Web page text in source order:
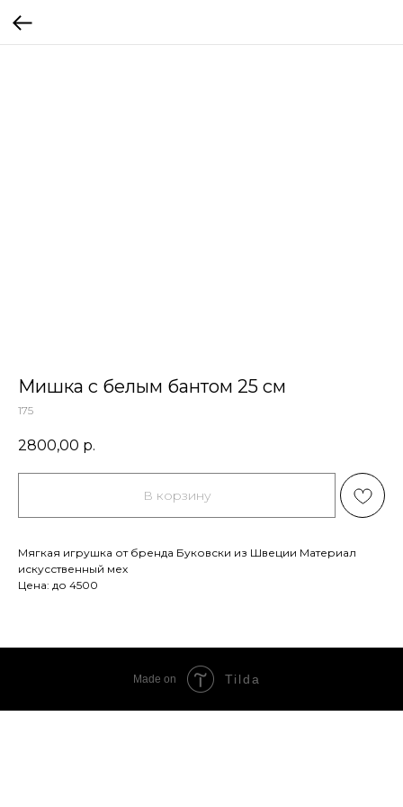
Мишка с белым бантом 25 см
175
2800,00 р.
В корзину
Мягкая игрушка от бренда Буковски из Швеции Материал
искусственный мех
Цена: до 4500
Made on Tilda